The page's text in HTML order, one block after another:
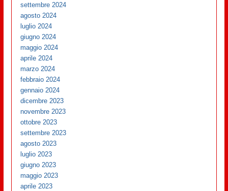
settembre 2024
agosto 2024
luglio 2024
giugno 2024
maggio 2024
aprile 2024
marzo 2024
febbraio 2024
gennaio 2024
dicembre 2023
novembre 2023
ottobre 2023
settembre 2023
agosto 2023
luglio 2023
giugno 2023
maggio 2023
aprile 2023